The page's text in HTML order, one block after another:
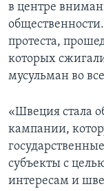
в центре
протеста,
которых
мусульман во
«Швеция стала
кампании,
субъекты с
интересам и